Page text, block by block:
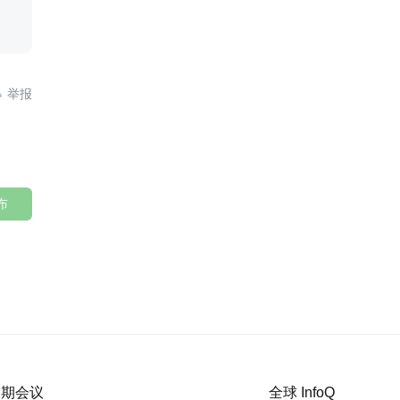
会议 全球 InfoQ